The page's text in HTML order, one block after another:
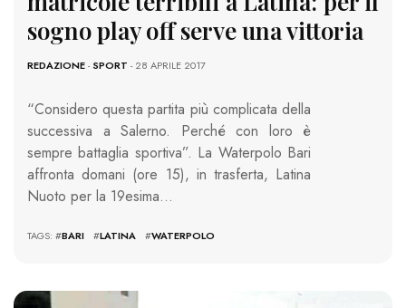
sogno play off serve una vittoria
REDAZIONE-SPORT - 28 APRILE 2017
“Considero questa partita più complicata della
successiva a Salerno. Perché con loro è
sempre battaglia sportiva”. La Waterpolo Bari
affronta domani (ore 15), in trasferta, Latina
Nuoto per la 19esima…
TAGS: #BARI #LATINA #WATERPOLO